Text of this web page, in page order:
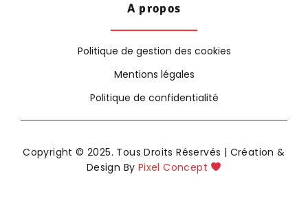
A propos
Politique de gestion des cookies
Mentions légales
Politique de confidentialité
Copyright © 2025. Tous Droits Réservés | Création &
Design By Pixel Concept